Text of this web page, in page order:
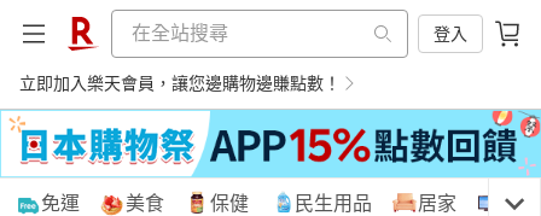
登入
立即加入樂天會員，讓您邊購物邊賺點數！
購物網分類
免運 美食 保健 民生用品 居家 3C